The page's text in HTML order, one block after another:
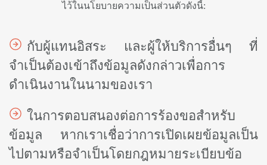
ไว้ในนโยบายความเป็นส่วนตัวดังนี้:
กับผู้แทนอิสระ และผู้ให้บริการอื่นๆ ที่
จำเป็นต้องเข้าถึงข้อมูลดังกล่าวเพื่อการ
ดำเนินงานในนามของเรา
ในการตอบสนองต่อการร้องขอสำหรับ
ข้อมูล หากเราเชื่อว่าการเปิดเผยข้อมูลเป็น
ไปตามหรือจำเป็นโดยกฎหมายระเบียบข้อ